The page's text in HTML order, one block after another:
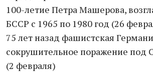
100-летие Петра Машерова,
БССР с 1965 по 1980 год (26
75 лет назад фашистская
сокрушительное поражение под
(2 февраля)